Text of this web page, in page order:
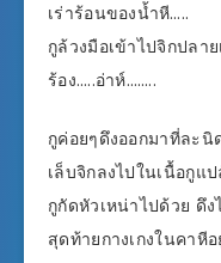
เร่าร้อนของน้ำหี…..
กูล้วงมือเข้าไปจิกปลา
ร้อง…..อ่าห์……..
กูค่อยๆดึงออกมาที่ละนิ
เล็บจิกลงไปในเนื้อกูแ
กูกัดหัวเหน่าไปด้วย ดึ
สุดท้ายกางเกงในคาหี